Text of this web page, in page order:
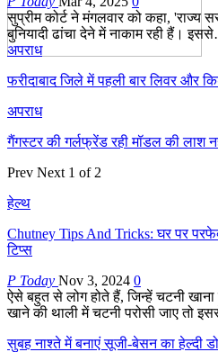
सुप्रीम कोर्ट ने मंगलवार को कहा, 'राज्य
बुनियादी ढांचा देने में नाकाम रही हैं।
अपराध
फरीदाबाद जिले में पहली बार लिवर और
अपराध
गैंगस्टर की गर्लफ्रेंड रही मॉडल की लाश
Prev Next 1 of 2
हेल्थ
Chutney Tips And Tricks: घर पर
टिप्स
P Today Nov 3, 2024 0
ऐसे बहुत से लोग होते हैं, जिन्हें चटनी
खाने की थाली में चटनी परोसी जाए तो
सुबह नाश्ते में बनाएं सूजी-बेसन का हेल्दी